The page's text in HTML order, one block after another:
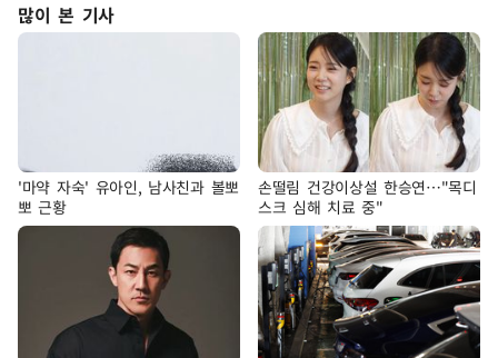
많이 본 기사
'마약 자숙' 유아인, 남사친과 볼뽀
뽀 근황
손떨림 건강이상설 한승연…"목디
스크 심해 치료 중"